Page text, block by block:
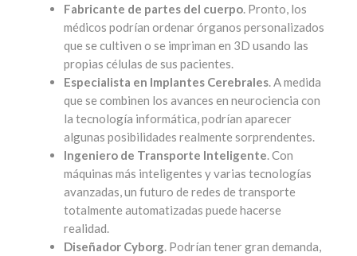
Fabricante de partes del cuerpo. Pronto, los
médicos podrían ordenar órganos personalizados
que se cultiven o se impriman en 3D usando las
propias células de sus pacientes.
Especialista en Implantes Cerebrales. A medida
que se combinen los avances en neurociencia con
la tecnología informática, podrían aparecer
algunas posibilidades realmente sorprendentes.
Ingeniero de Transporte Inteligente. Con
máquinas más inteligentes y varias tecnologías
avanzadas, un futuro de redes de transporte
totalmente automatizadas puede hacerse
realidad.
Diseñador Cyborg. Podrían tener gran demanda,